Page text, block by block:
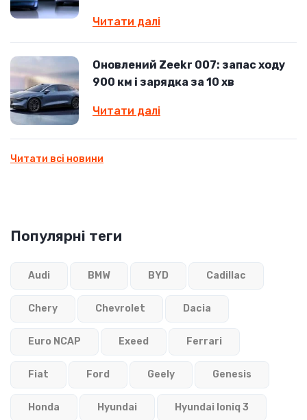
Читати далі
Оновлений Zeekr 007: запас ходу
900 км і зарядка за 10 хв
Читати далі
Читати всі новини
Популярні теги
Audi BMW BYD Cadillac
Chery Chevrolet Dacia
Euro NCAP Exeed Ferrari
Fiat Ford Geely Genesis
Honda Hyundai Hyundai Ioniq 3